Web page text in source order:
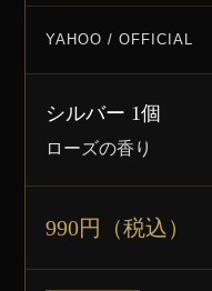
YAHOO / OFFICIAL
シルバー 1個
ローズの香り
990円（税込）